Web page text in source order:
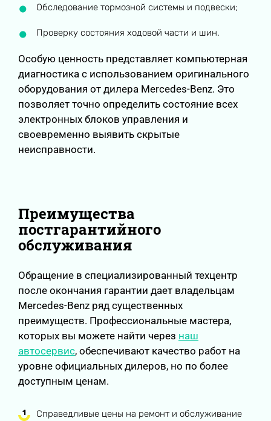
Обследование тормозной системы и подвески;
Проверку состояния ходовой части и шин.
Особую ценность представляет компьютерная
диагностика с использованием оригинального
оборудования от дилера Mercedes-Benz. Это
позволяет точно определить состояние всех
электронных блоков управления и
своевременно выявить скрытые
неисправности.
Преимущества
постгарантийного
обслуживания
Обращение в специализированный техцентр
после окончания гарантии дает владельцам
Mercedes-Benz ряд существенных
преимуществ. Профессиональные мастера,
которых вы можете найти через наш
автосервис, обеспечивают качество работ на
уровне официальных дилеров, но по более
доступным ценам.
Справедливые цены на ремонт и обслуживание